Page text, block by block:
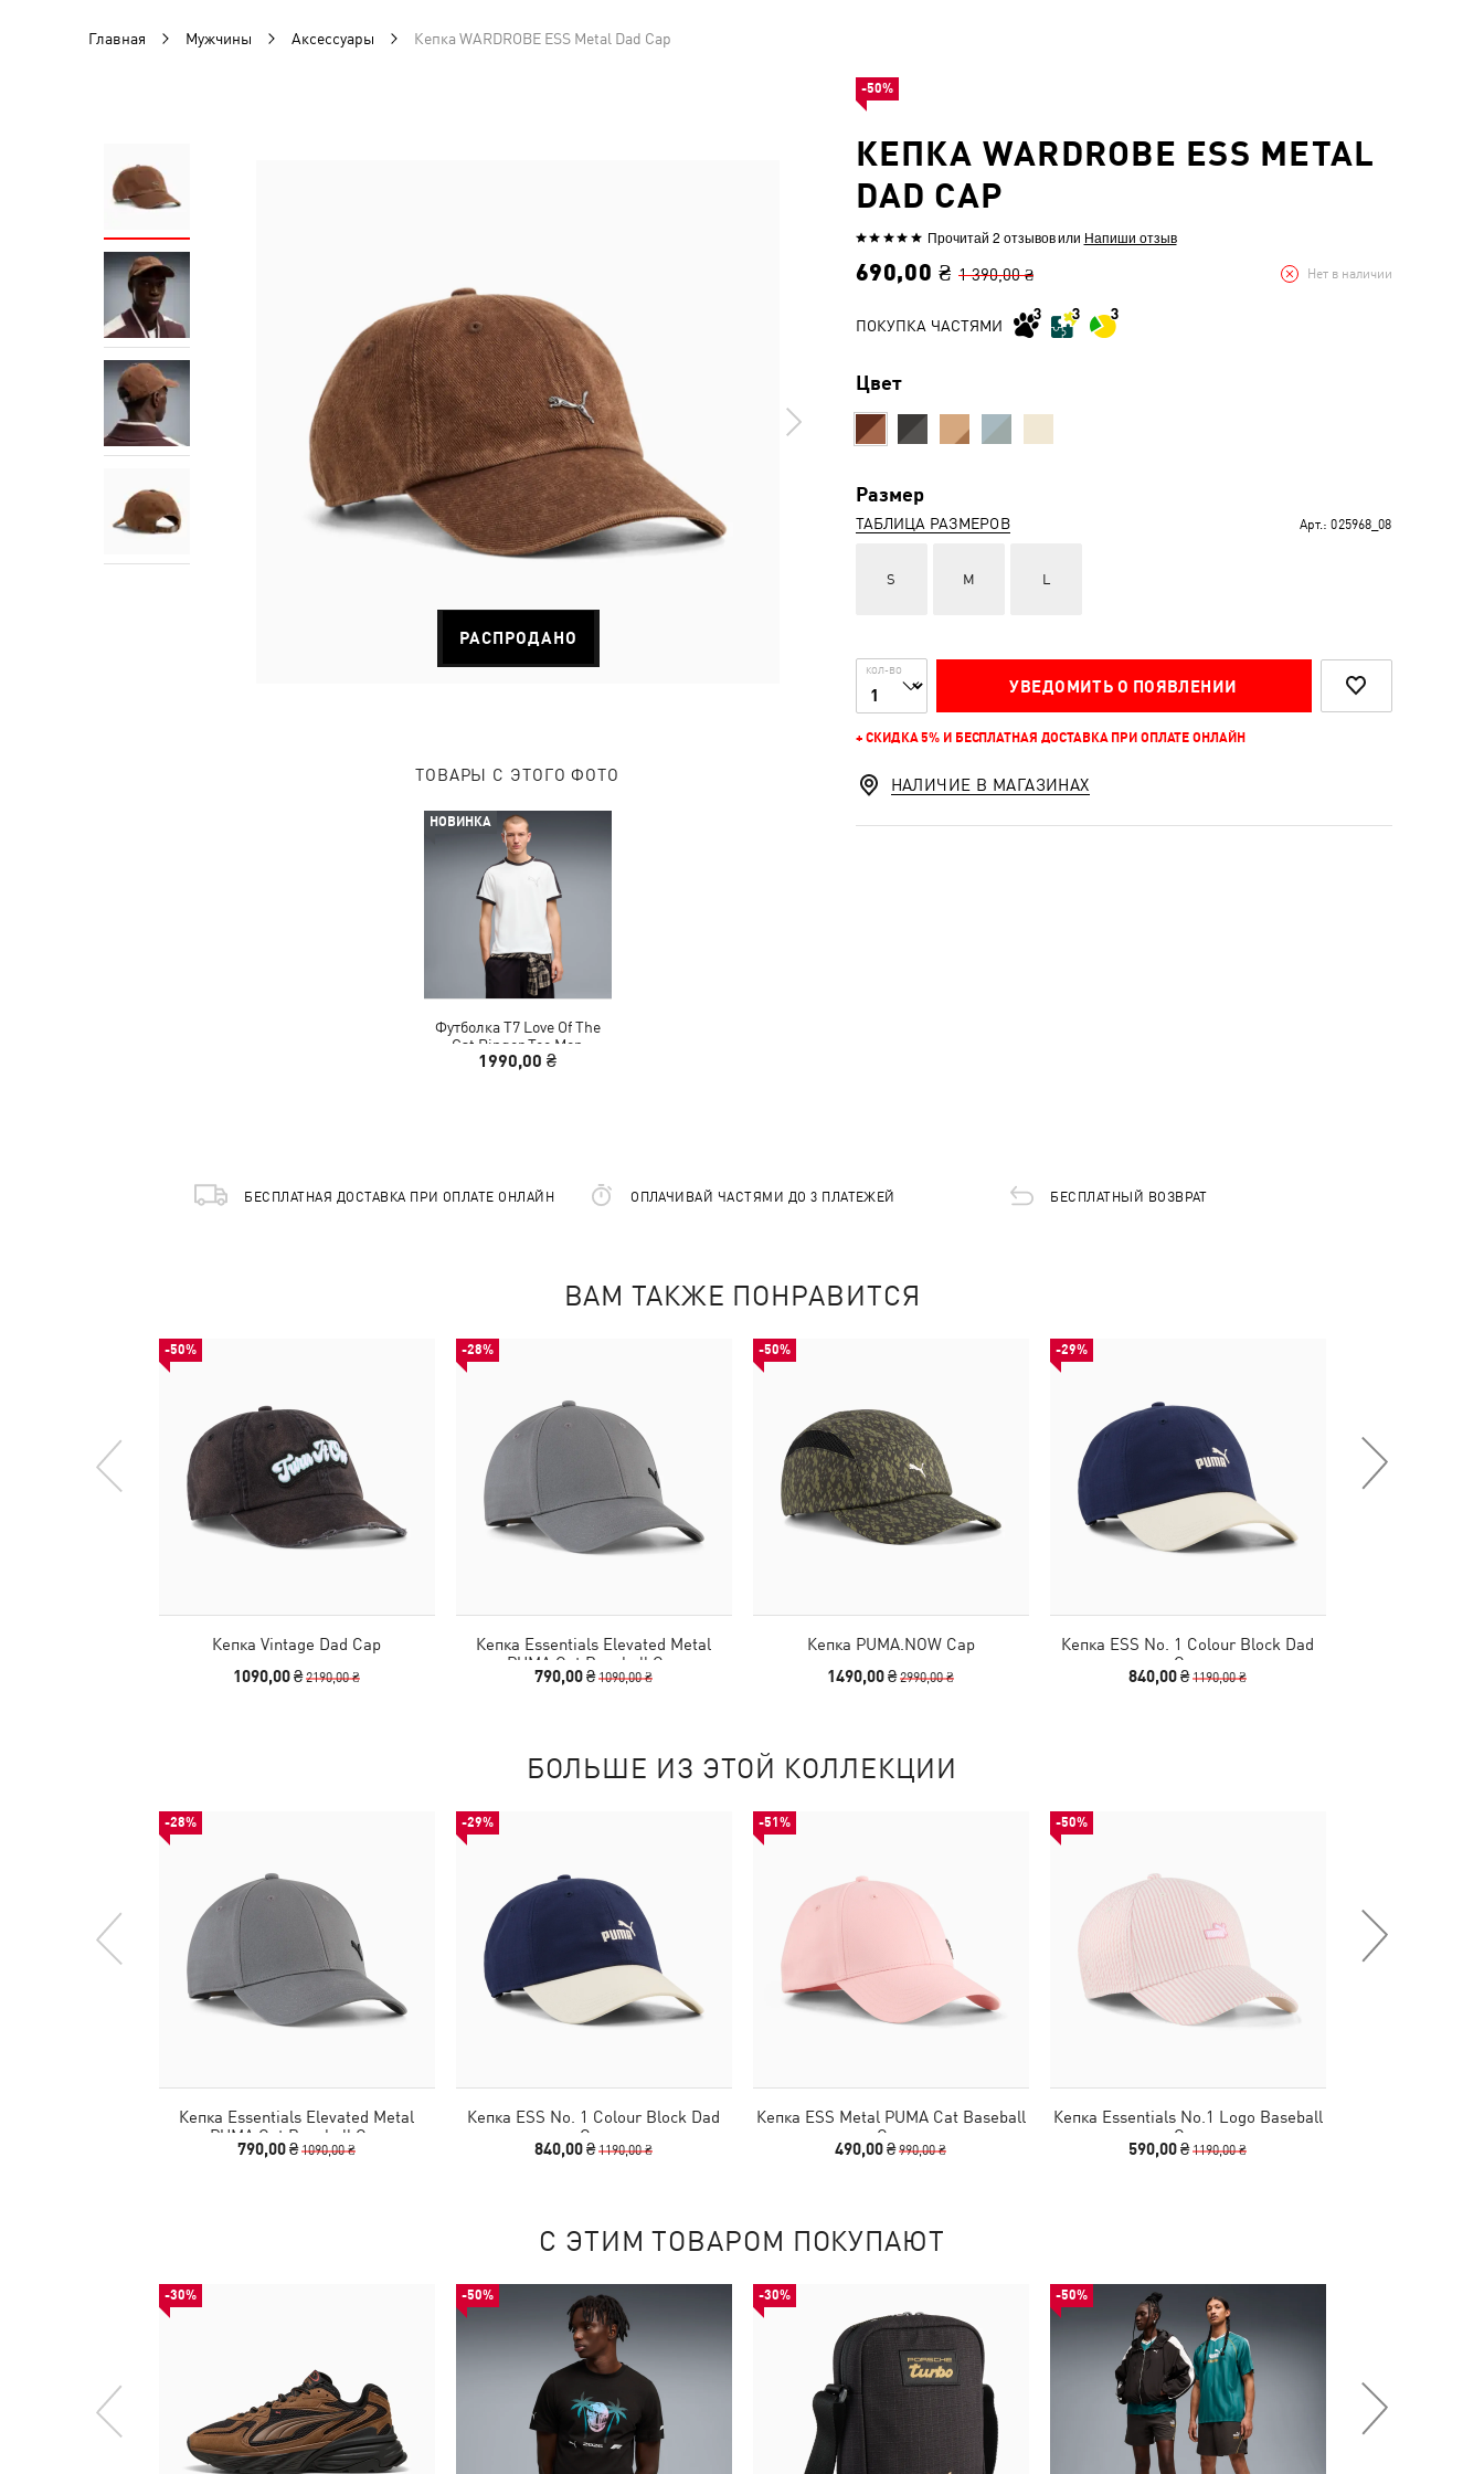
Главная Мужчины Аксессуары Кепка WARDROBE ESS Metal Dad Cap
РАСПРОДАНО
ТОВАРЫ С ЭТОГО ФОТО
НОВИНКА
Футболка T7 Love Of The
Cat Ringer Tee Men
1990,00 ₴
КЕПКА WARDROBE ESS METAL
DAD CAP
Выбрана
оценка
5из
Прочитай 2 отзывовили Напиши отзыв
690,00 ₴ 1 390,00 ₴ Нет в наличии
ПОКУПКА ЧАСТЯМИ
Цвет
Размер
ТАБЛИЦА РАЗМЕРОВ Арт.: 025968_08
S M L
КОЛ-ВО
УВЕДОМИТЬ О ПОЯВЛЕНИИ
+ СКИДКА 5% И БЕСПЛАТНАЯ ДОСТАВКА ПРИ ОПЛАТЕ ОНЛАЙН
-50%
НАЛИЧИЕ В МАГАЗИНАХ
БЕСПЛАТНАЯ ДОСТАВКА ПРИ ОПЛАТЕ ОНЛАЙН ОПЛАЧИВАЙ ЧАСТЯМИ ДО 3 ПЛАТЕЖЕЙ БЕСПЛАТНЫЙ ВОЗВРАТ
ВАМ ТАКЖЕ ПОНРАВИТСЯ
-50%
Кепка Vintage Dad Cap
1090,00 ₴2190,00 ₴
-28%
Кепка Essentials Elevated Metal
PUMA Cat Baseball Cap
790,00 ₴1090,00 ₴
-50%
Кепка PUMA.NOW Cap
1490,00 ₴2990,00 ₴
-29%
Кепка ESS No. 1 Colour Block Dad
Cap
840,00 ₴1190,00 ₴
БОЛЬШЕ ИЗ ЭТОЙ КОЛЛЕКЦИИ
-28%
Кепка Essentials Elevated Metal
PUMA Cat Baseball Cap
790,00 ₴1090,00 ₴
-29%
Кепка ESS No. 1 Colour Block Dad
Cap
840,00 ₴1190,00 ₴
-51%
Кепка ESS Metal PUMA Cat Baseball
Cap
490,00 ₴990,00 ₴
-50%
Кепка Essentials No.1 Logo Baseball
Cap
590,00 ₴1190,00 ₴
С ЭТИМ ТОВАРОМ ПОКУПАЮТ
-30% -50% -30% -50%